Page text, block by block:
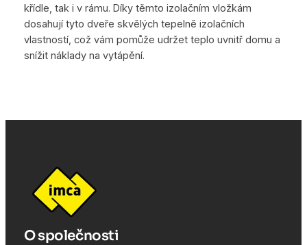
křídle, tak i v rámu. Díky těmto izolačním vložkám
dosahují tyto dveře skvělých tepelně izolačních
vlastností, což vám pomůže udržet teplo uvnitř domu a
snížit náklady na vytápění.
O společnosti